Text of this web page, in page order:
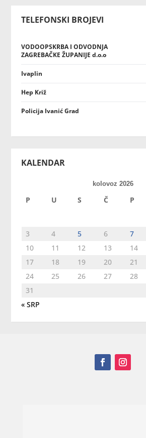
TELEFONSKI BROJEVI
VODOOPSKRBA I ODVODNJA
ZAGREBAČKE ŽUPANIJE d.o.o
Ivaplin
Hep Križ
Policija Ivanić Grad
KALENDAR
kolovoz 2026
P U S Č P
3
4 5 6 7
10
11 12 13 14
17
18 19 20 21
24
25 26 27 28
31
« SRP